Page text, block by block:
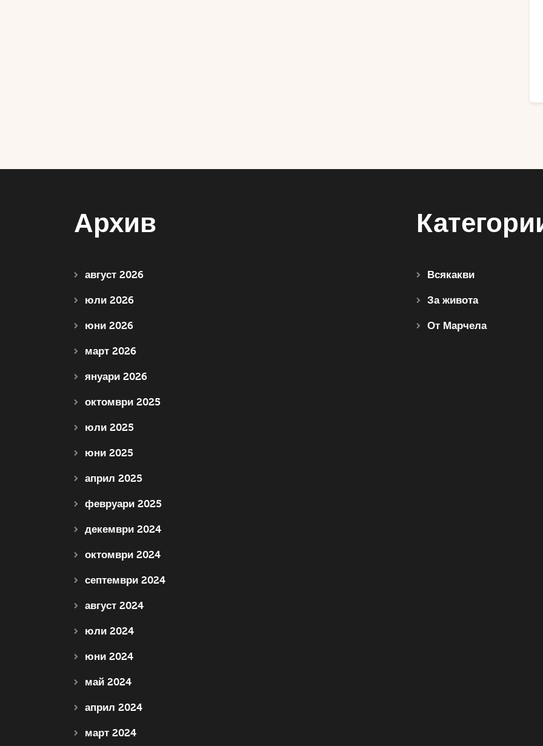
Архив
август 2026
юли 2026
юни 2026
март 2026
януари 2026
октомври 2025
юли 2025
юни 2025
април 2025
февруари 2025
декември 2024
октомври 2024
септември 2024
август 2024
юли 2024
юни 2024
май 2024
април 2024
март 2024
Всякакви
За живота
От Марчела